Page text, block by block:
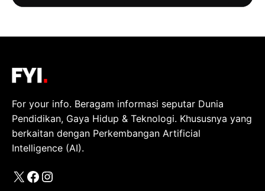
For your info. Beragam informasi seputar Dunia
Pendidikan, Gaya Hidup & Teknologi. Khususnya yang
berkaitan dengan Perkembangan Artificial
Intelligence (AI).
X Facebook
Instagram